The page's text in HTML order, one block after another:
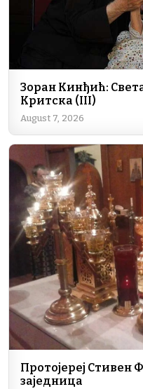
Зоран Кинђић:
Критска (III)
August 7, 2026
Протојереј
заједница